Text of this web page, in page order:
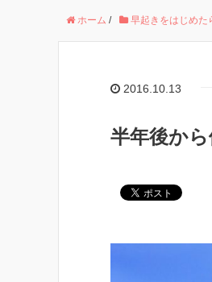
ホーム / 早起きをはじめた
2016.10.13
半年後から